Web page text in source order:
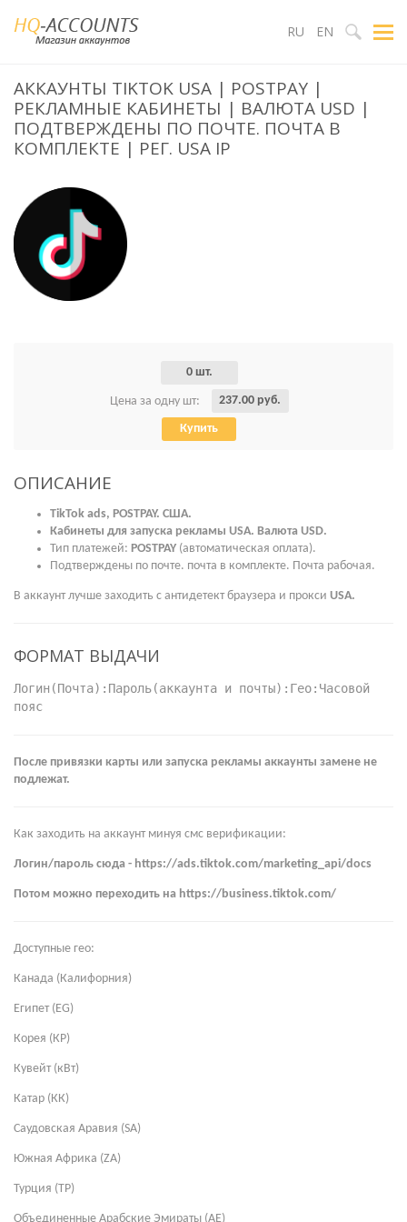
RU EN
АККАУНТЫ TIKTOK USA | POSTPAY |
РЕКЛАМНЫЕ КАБИНЕТЫ | ВАЛЮТА USD |
ПОДТВЕРЖДЕНЫ ПО ПОЧТЕ. ПОЧТА В
КОМПЛЕКТЕ | РЕГ. USA IP
0 шт.
Цена за одну шт: 237.00 руб.
Купить
ОПИСАНИЕ
TikTok ads, POSTPAY. США.
Кабинеты для запуска рекламы USA. Валюта USD.
Тип платежей: POSTPAY (автоматическая оплата).
Подтверждены по почте. почта в комплекте. Почта рабочая.
В аккаунт лучше заходить с антидетект браузера и прокси USA.
ФОРМАТ ВЫДАЧИ
Логин(Почта):Пароль(аккаунта и почты):Гео:Часовой
пояс
После привязки карты или запуска рекламы аккаунты замене не
подлежат.
Как заходить на аккаунт минуя смс верификации:
Логин/пароль сюда - https://ads.tiktok.com/marketing_api/docs
Потом можно переходить на https://business.tiktok.com/
Доступные гео:
Канада (Калифорния)
Египет (EG)
Корея (КР)
Кувейт (кВт)
Катар (КК)
Саудовская Аравия (SA)
Южная Африка (ZA)
Турция (ТР)
Объединенные Арабские Эмираты (AE)